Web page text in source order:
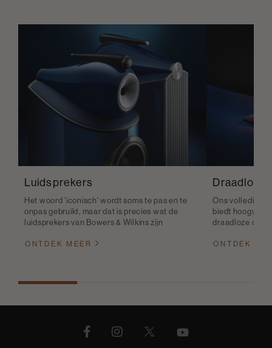
Luidsprekers
Het woord 'iconisch' wordt soms te pas en te
onpas gebruikt, maar dat is precies wat de
luidsprekers van Bowers & Wilkins zijn
ONTDEK MEER
Draadloze
Ons volledige
biedt
draadloze
ONTDEK